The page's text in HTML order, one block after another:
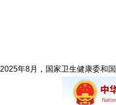
2025年8月，国家卫生健康委和